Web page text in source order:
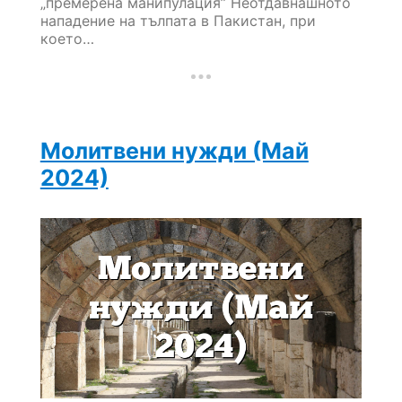
нападение на тълпата в Пакистан, при
което…
Молитвени нужди (Май
2024)